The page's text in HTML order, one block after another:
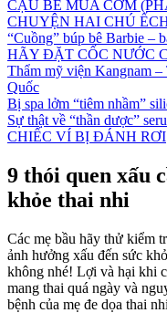
CẬU BÉ MUA CƠM
CHUYỆN HAI CHÚ
“Cuồng” búp bê Barbie –
HÃY ĐẶT CỐC NƯỚC
Thẩm mỹ viện Kangnam –
Quốc
Bị spa lởm “tiêm nhầm”
Sự thật về “thần dược”
CHIẾC VÍ BỊ ĐÁNH RƠI
9 thói quen xấu
khỏe thai nhi
Các mẹ bầu hãy thử kiểm
ảnh hưởng xấu đến sức
không nhé! Lợi và hại khi
mang thai quá ngày và
bệnh của mẹ đe dọa thai nhi